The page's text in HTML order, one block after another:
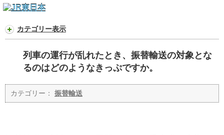
カテゴリー表示
列車の運行が乱れたとき、振替輸送の対象とな
るのはどのようなきっぷですか。
カテゴリー： 振替輸送